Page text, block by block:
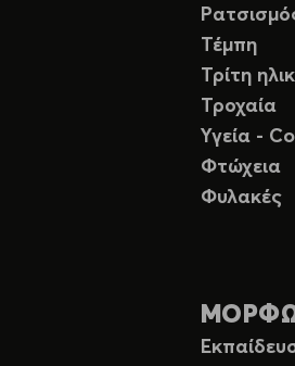
Τέμπη
Τρίτη
Τροχαία
Υγεία -
Φτώχεια
Φυλακές